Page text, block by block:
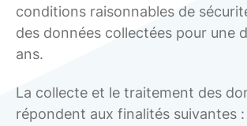
conditions raisonnables de
des données collectées pour une
ans.
La collecte et le traitement des
répondent aux finalités suivantes :